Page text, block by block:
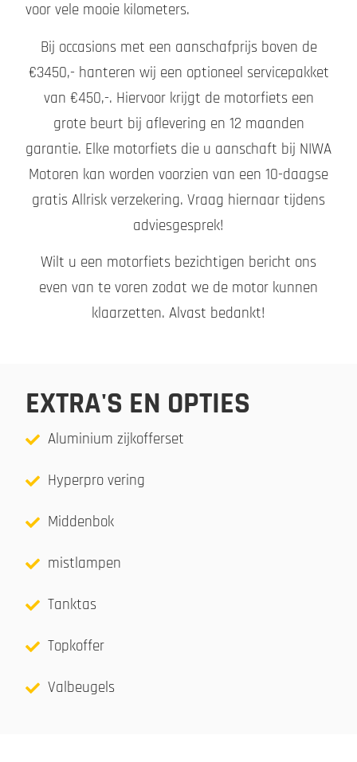
voor vele mooie kilometers.
Bij occasions met een aanschafprijs boven de
€3450,- hanteren wij een optioneel servicepakket
van €450,-. Hiervoor krijgt de motorfiets een
grote beurt bij aflevering en 12 maanden
garantie. Elke motorfiets die u aanschaft bij NIWA
Motoren kan worden voorzien van een 10-daagse
gratis Allrisk verzekering. Vraag hiernaar tijdens
adviesgesprek!
Wilt u een motorfiets bezichtigen bericht ons
even van te voren zodat we de motor kunnen
klaarzetten. Alvast bedankt!
EXTRA'S EN OPTIES
Aluminium zijkofferset
Hyperpro vering
Middenbok
mistlampen
Tanktas
Topkoffer
Valbeugels